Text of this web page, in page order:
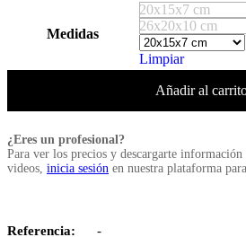
Medidas
20x15x7 cm
26x20x10 cm
Limpiar
Añadir al
¿Eres un profesional?
Para ver los precios y descargarte
videos, inicia sesión en nuestra plataforma
Referencia: -